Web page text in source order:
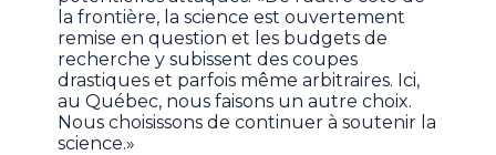
la frontière, la science est ouvertement
remise en question et les budgets de
recherche y subissent des coupes
drastiques et parfois même arbitraires. Ici,
au Québec, nous faisons un autre choix.
Nous choisissons de continuer à soutenir la
science.»